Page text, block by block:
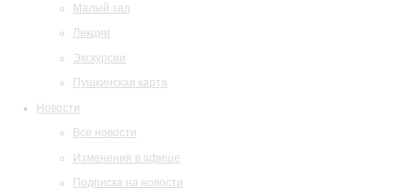
Малый зал
Лекции
Экскурсии
Пушкинская карта
Новости
Все новости
Изменения в афише
Подписка на новости